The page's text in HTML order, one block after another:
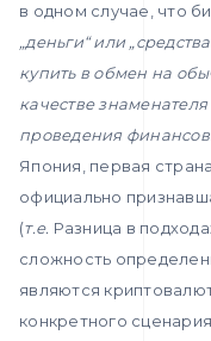
в одном случае, что
„деньги“ или
купить в обмен на
качестве
проведения
Япония, первая
официально
(т.е. Разница в
сложность
являются
конкретного